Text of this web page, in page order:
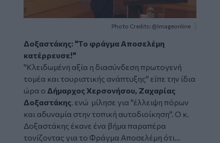
Photo Credits: @Imageonline
Δοξαστάκης: "Το φράγμα Αποσελέμη
κατέρρευσε!"
"Κλειδωμένη αξία η διασύνδεση πρωτογενή
τομέα και τουριστικής ανάπτυξης" είπε την ίδια
ώρα ο Δήμαρχος Χερσονήσου, Ζαχαρίας
Δοξαστάκης. ενώ μίλησε για "έλλειψη πόρων
και αδυναμία στην τοπική αυτοδιοίκηση". Ο κ.
Δοξαστάκης έκανε ένα βήμα παραπέρα
τονίζοντας για το Φράγμα Αποσελέμη ότι...